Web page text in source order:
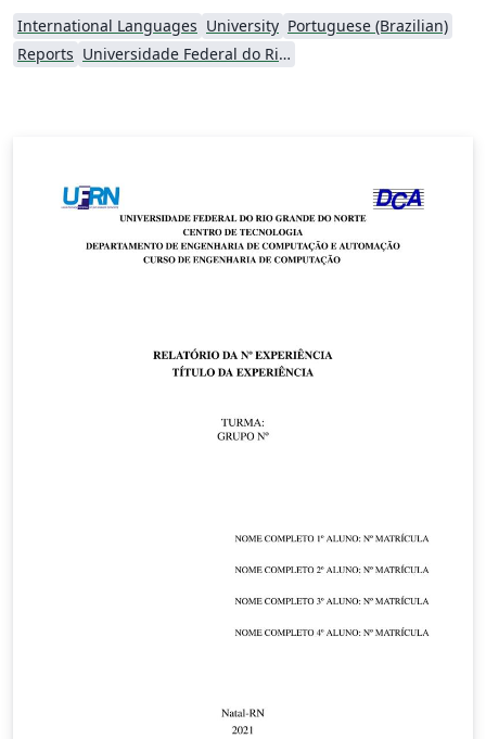
International Languages University Portuguese (Brazilian)
Reports
Universidade Federal do Rio Grande do Norte (UFRN)